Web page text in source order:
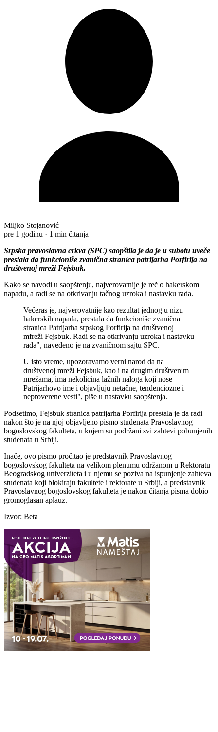
Miljko Stojanović
pre 1 godinu · 1 min čitanja
Srpska pravoslavna crkva (SPC) saopštila je da je u subotu uveče
prestala da funkcioniše zvanična stranica patrijarha Porfirija na
društvenoj mreži Fejsbuk.
Kako se navodi u saopštenju, najverovatnije je reč o hakerskom
napadu, a radi se na otkrivanju tačnog uzroka i nastavku rada.
Večeras je, najverovatnije kao rezultat jednog u nizu
hakerskih napada, prestala da funkcioniše zvanična
stranica Patrijarha srpskog Porfirija na društvenoj
mfreži Fejsbuk. Radi se na otkrivanju uzroka i nastavku
rada", navedeno je na zvaničnom sajtu SPC.
U isto vreme, upozoravamo verni narod da na
društvenoj mreži Fejsbuk, kao i na drugim društvenim
mrežama, ima nekolicina lažnih naloga koji nose
Patrijarhovo ime i objavljuju netačne, tendenciozne i
neproverene vesti", piše u nastavku saopštenja.
Podsetimo, Fejsbuk stranica patrijarha Porfirija prestala je da radi
nakon što je na njoj objavljeno pismo studenata Pravoslavnog
bogoslovskog fakulteta, u kojem su podržani svi zahtevi pobunjenih
studenata u Srbiji.
Inače, ovo pismo pročitao je predstavnik Pravoslavnog
bogoslovskog fakulteta na velikom plenumu održanom u Rektoratu
Beogradskog univerziteta i u njemu se poziva na ispunjenje zahteva
studenata koji blokiraju fakultete i rektorate u Srbiji, a predstavnik
Pravoslavnog bogoslovskog fakulteta je nakon čitanja pisma dobio
gromoglasan aplauz.
Izvor: Beta